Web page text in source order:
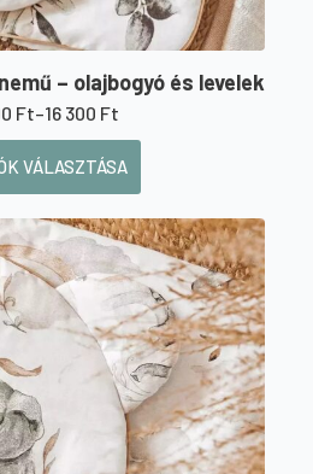
– olajbogyó és levelek
Ft–16 300 Ft
Ártartomány:
8
700 Ft
-
16
300 Ft
VÁLASZTÁSA